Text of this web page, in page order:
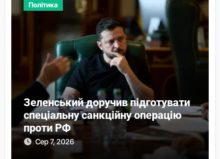
Політика
Зеленський доручив підготувати
спеціальну санкційну операцію
проти РФ
Сер 7, 2026